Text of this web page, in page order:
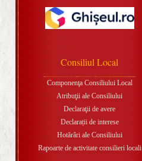
Consiliul Local
Componenţa Consiliului Local
Atribuţii ale Consiliului
Declaraţii de avere
Declarații de interese
Hotărâri ale Consiliului
Rapoarte de activitate consilieri locali